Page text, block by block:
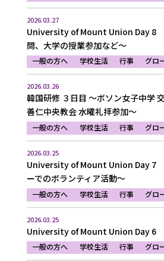
2026.03.27
University of Mount Union Day 8
問、大学の授業参加など～
一般の方へ 学校生活 行事 グロ
2026.03.26
韓国研修 ３日目 ～ボソン女子中学
善仁中央教会 水曜礼拝参加～
一般の方へ 学校生活 行事 グロ
2026.03.25
University of Mount Union Day 7
ーでのボランティア活動～
一般の方へ 学校生活 行事 グロ
2026.03.25
University of Mount Union Day 6
一般の方へ 学校生活 行事 グロ